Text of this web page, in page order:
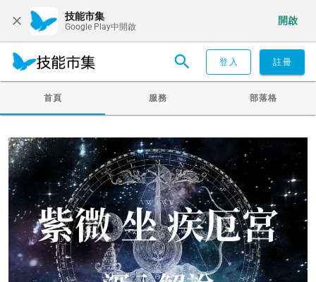
技能市集
Google Play中開啟
開啟
登入 註冊
首頁 服務 部落格